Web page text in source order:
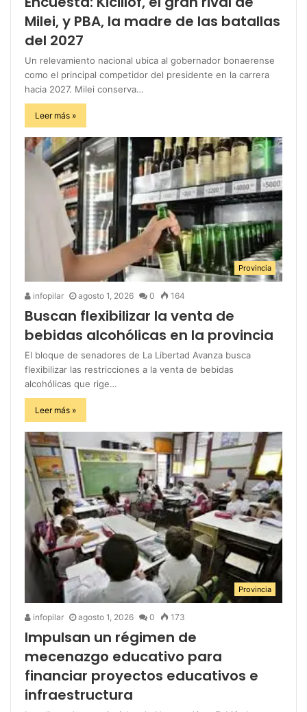
Milei, y PBA, la madre de las batallas
del 2027
Un relevamiento nacional ubica al gobernador bonaerense
como el principal competidor del presidente en la carrera
hacia 2027. Milei conserva…
Leer más »
Provincia
infopilar agosto 1, 2026 0 164
Buscan flexibilizar la venta de
bebidas alcohólicas en la provincia
El bloque de senadores de La Libertad Avanza busca
flexibilizar las restricciones a la venta de bebidas
alcohólicas que rige…
Leer más »
Provincia
infopilar agosto 1, 2026 0 173
Impulsan un régimen de
mecenazgo educativo para
financiar proyectos educativos e
infraestructura